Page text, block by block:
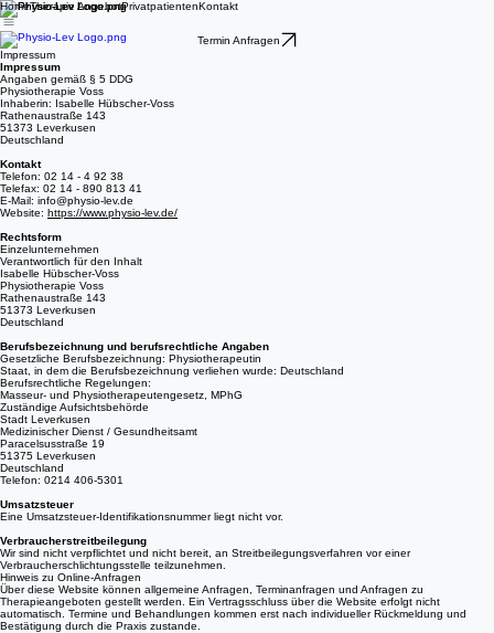
HomeTherapie AngebotPrivatpatientenKontakt
Termin Anfragen
Impressum
Impressum
Angaben gemäß § 5 DDG
Physiotherapie Voss
Inhaberin: Isabelle Hübscher-Voss
Rathenaustraße 143
51373 Leverkusen
Deutschland
Kontakt
Telefon: 02 14 - 4 92 38
Telefax: 02 14 - 890 813 41
E-Mail: info@physio-lev.de
Website: https://www.physio-lev.de/
Rechtsform
Einzelunternehmen
Verantwortlich für den Inhalt
Isabelle Hübscher-Voss
Physiotherapie Voss
Rathenaustraße 143
51373 Leverkusen
Deutschland
Berufsbezeichnung und berufsrechtliche Angaben
Gesetzliche Berufsbezeichnung: Physiotherapeutin
Staat, in dem die Berufsbezeichnung verliehen wurde: Deutschland
Berufsrechtliche Regelungen:
Masseur- und Physiotherapeutengesetz, MPhG
Zuständige Aufsichtsbehörde
Stadt Leverkusen
Medizinischer Dienst / Gesundheitsamt
Paracelsusstraße 19
51375 Leverkusen
Deutschland
Telefon: 0214 406-5301
Umsatzsteuer
Eine Umsatzsteuer-Identifikationsnummer liegt nicht vor.
Verbraucherstreitbeilegung
Wir sind nicht verpflichtet und nicht bereit, an Streitbeilegungsverfahren vor einer
Verbraucherschlichtungsstelle teilzunehmen.
Hinweis zu Online-Anfragen
Über diese Website können allgemeine Anfragen, Terminanfragen und Anfragen zu
Therapieangeboten gestellt werden. Ein Vertragsschluss über die Website erfolgt nicht
automatisch. Termine und Behandlungen kommen erst nach individueller Rückmeldung und
Bestätigung durch die Praxis zustande.